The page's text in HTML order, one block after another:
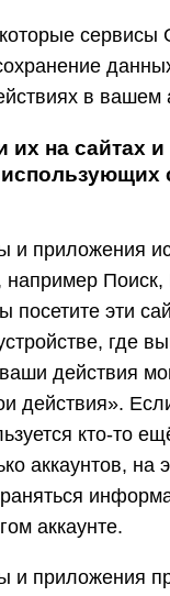
сервисы
в вашем
на сайтах и
и приложения
например Поиск,
посетите эти
где
действия
действия».
кто-то
аккаунтов, на
аккаунте.
и приложения